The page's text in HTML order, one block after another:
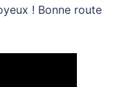
! Bonne route